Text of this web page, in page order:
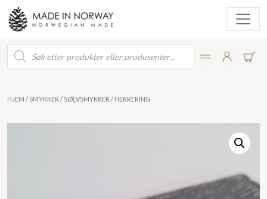
Products
search
HJEM / SMYKKER / SØLVSMYKKER / HERRERING